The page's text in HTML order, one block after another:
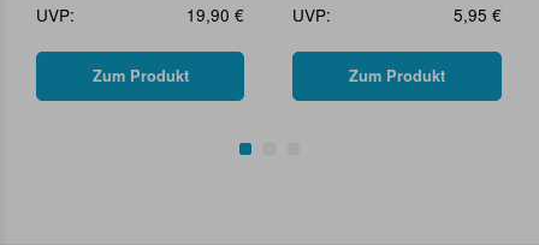
UVP:
19,90 €
Zum Produkt
UVP:
5,95 €
Zum Produkt